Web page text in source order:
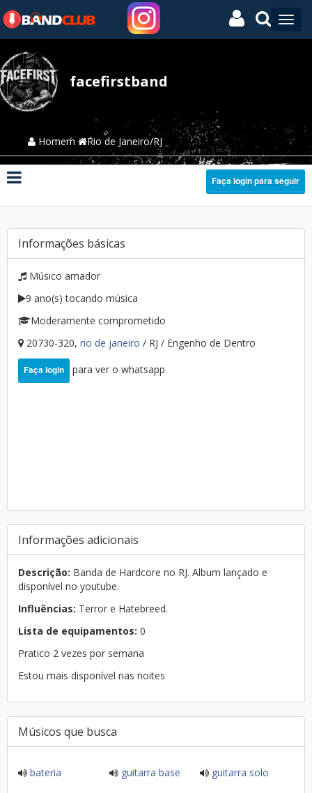
facefirstband
Homem Rio de Janeiro/RJ
Faça login para seguir
Informações básicas
Músico amador
9 ano(s) tocando música
Moderamente comprometido
20730-320, rio de janeiro / RJ / Engenho de Dentro
Faça login para ver o whatsapp
Informações adicionais
Descrição: Banda de Hardcore no RJ. Album lançado e
disponível no youtube.
Influências: Terror e Hatebreed.
Lista de equipamentos: 0
Pratico 2 vezes por semana
Estou mais disponível nas noites
Músicos que busca
bateria guitarra base guitarra solo